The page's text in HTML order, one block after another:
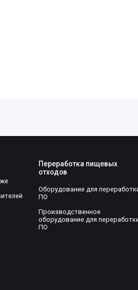
Переработка пищевых
отходов
Оборудование для
ПО
Производственное
оборудование для
ПО